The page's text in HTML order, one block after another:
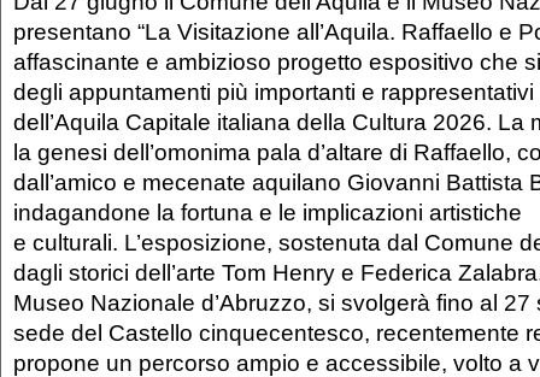
presentano “La Visitazione all’Aquila. Raffaello e
affascinante e ambizioso progetto espositivo che
degli appuntamenti più importanti e
dell’Aquila Capitale italiana della Cultura 2026. La
la genesi dell’omonima pala d’altare di Raffaello,
dall’amico e mecenate aquilano Giovanni Battista
indagandone la fortuna e le implicazioni artistiche
e culturali. L’esposizione, sostenuta dal Comune
dagli storici dell’arte Tom Henry e Federica
Museo Nazionale d’Abruzzo, si svolgerà fino al 27
sede del Castello cinquecentesco, recentemente
propone un percorso ampio e accessibile, volto a